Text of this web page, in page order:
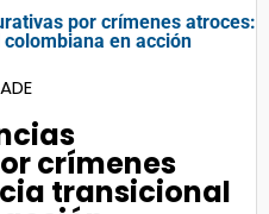
crímenes
transicional